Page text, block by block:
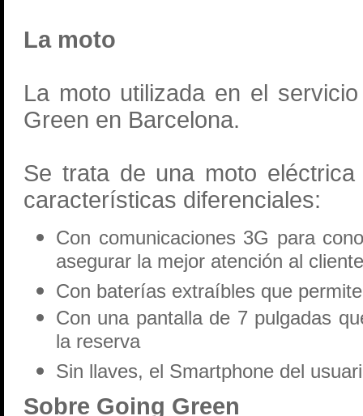
La moto
La moto utilizada en el
Green en Barcelona.
Se trata de una moto
características diferenciales:
Con comunicaciones 3G para
asegurar la mejor atención al cliente
Con baterías extraíbles que
Con una pantalla de 7 pulgadas
la reserva
Sin llaves, el Smartphone del
Sobre Going Green